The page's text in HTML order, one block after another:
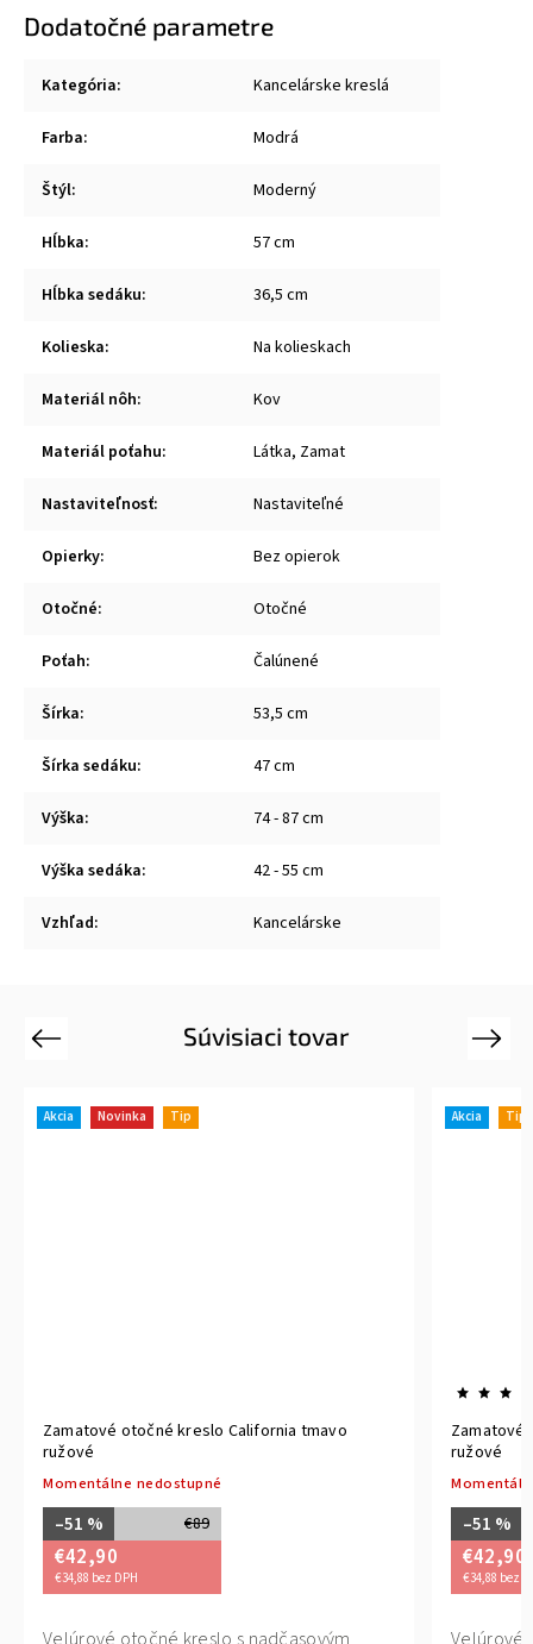
Dodatočné parametre
Kategória: Kancelárske kreslá
Farba: Modrá
Štýl: Moderný
Hĺbka: 57 cm
Hĺbka sedáku: 36,5 cm
Kolieska: Na kolieskach
Materiál nôh: Kov
Materiál poťahu: Látka, Zamat
Nastaviteľnosť: Nastaviteľné
Opierky: Bez opierok
Otočné: Otočné
Poťah: Čalúnené
Šírka: 53,5 cm
Šírka sedáku: 47 cm
Výška: 74 - 87 cm
Výška sedáka: 42 - 55 cm
Vzhľad: Kancelárske
Súvisiaci tovar
Previous
Akcia Novinka Tip
Zamatové otočné kreslo California tmavo
ružové
Momentálne nedostupné
€89
–51 %
€42,90
€34,88 bez DPH
Velúrové otočné kreslo s nadčasovým
Akcia Tip
Zamatové
ružové
–51 %
€42,90
€34,88 bez
Velúrové
Next